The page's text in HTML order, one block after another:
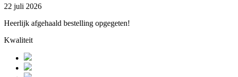
22 juli 2026
Heerlijk afgehaald bestelling opgegeten!
Kwaliteit